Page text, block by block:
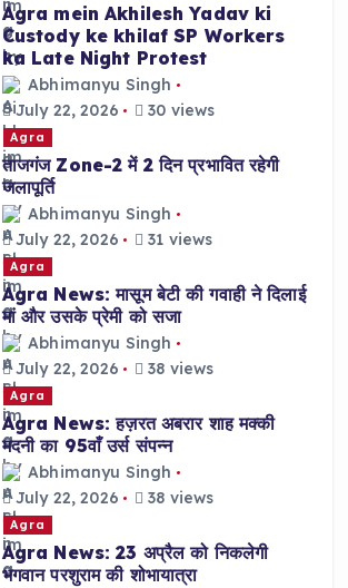
Agra mein Akhilesh Yadav ki
Custody ke khilaf SP Workers
ka Late Night Protest
Abhimanyu Singh
July 22, 2026
30 views
Agra
ताजगंज Zone-2 में 2 दिन प्रभावित रहेगी
जलापूर्ति
Abhimanyu Singh
July 22, 2026
31 views
Agra
Agra News: मासूम बेटी की गवाही ने दिलाई
मां और उसके प्रेमी को सजा
Abhimanyu Singh
July 22, 2026
38 views
Agra
Agra News: हज़रत अबरार शाह मक्की
मदनी का 95वाँ उर्स संपन्न
Abhimanyu Singh
July 22, 2026
38 views
Agra
Agra News: 23 अप्रैल को निकलेगी
भगवान परशुराम की शोभायात्रा